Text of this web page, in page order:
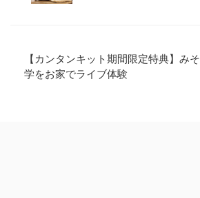
【カンタンキット期間限定特典】み
学をお家でライブ体験